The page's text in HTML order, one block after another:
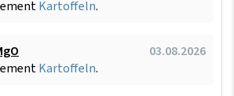
Kartoffeln.
03.08.2026
Kartoffeln.